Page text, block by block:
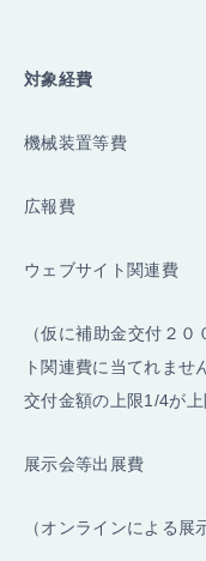
対象経費
機械装置等費
広報費
ウェブサイト関連費
（仮に補助金交付２
ト関連費に当てれませ
交付金額の上限1/4が上
展示会等出展費
（オンラインによる展